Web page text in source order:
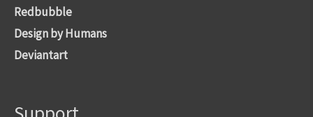
Redbubble
Design by Humans
Deviantart